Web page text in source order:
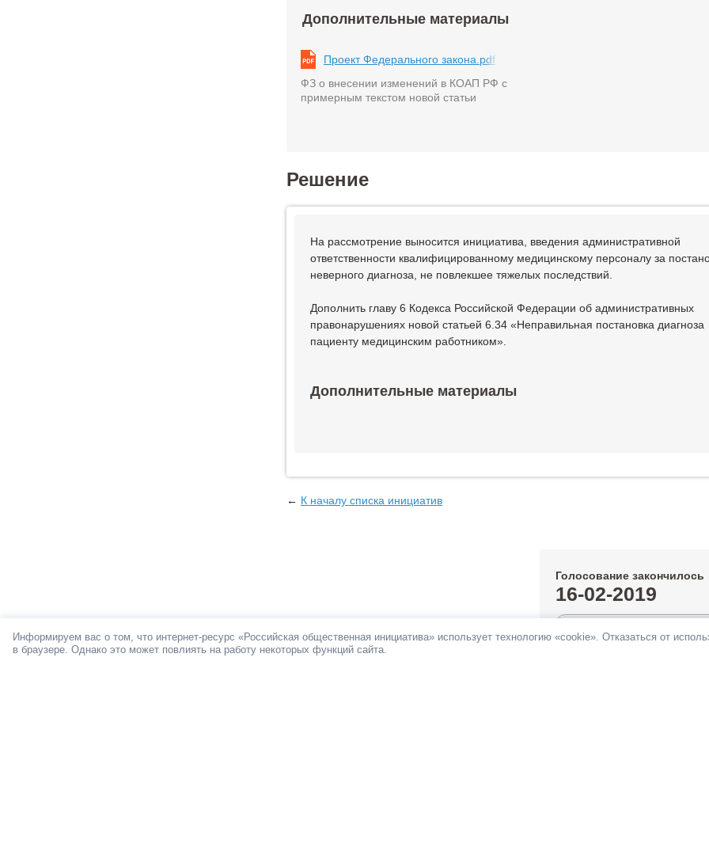
Дополнительные материалы
Проект Федерального закона.pdf
ФЗ о внесении изменений в КОАП РФ с
примерным текстом новой статьи
Решение
На рассмотрение выносится инициатива, введения административной
ответственности квалифицированному медицинскому персоналу за
неверного диагноза, не повлекшее тяжелых последствий.
Дополнить главу 6 Кодекса Российской Федерации об административных
правонарушениях новой статьей 6.34 «Неправильная постановка диагноза
пациенту медицинским работником».
Дополнительные материалы
← К началу списка инициатив
Голосование закончилось
16-02-2019
Информируем вас о том, что интернет-ресурс «Российская общественная инициатива» использует технологию «cookie». Отказаться от
в браузере. Однако это может повлиять на работу некоторых функций сайта.